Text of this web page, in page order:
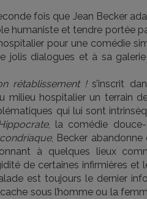
fois que Jean Becker
humaniste et tendre portée
pour une comédie
jolis dialogues et à sa
rétablissement !s’inscrit
milieu hospitalier un terrain
qui lui sont
, la comédie
, Becker
à quelques lieux
de certaines infirmières
est toujours le dernier
cache sous l’homme ou la